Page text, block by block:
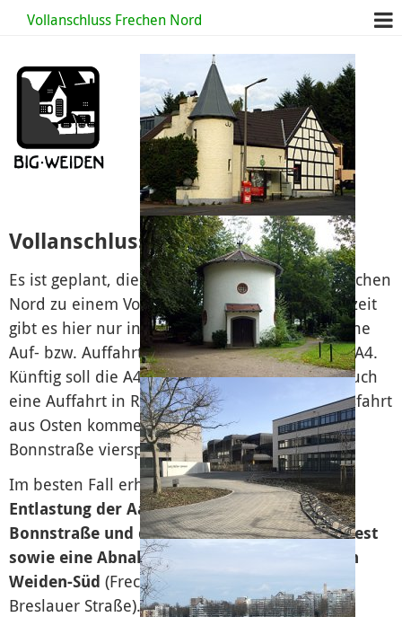
Vollanschluss Frechen Nord
Vollanschluss Frechen Nord
Es ist geplant, die Autobahnanschlussstelle Frechen
Nord zu einem Vollanschluss auszubauen. Derzeit
gibt es hier nur in und aus Richtung Westen eine
Auf- bzw. Auffahrt von/zur Bonnstraße auf die A4.
Künftig soll die A4 dann an der Bonnstraßen auch
eine Auffahrt in Richtung Osten sowie eine Ausfahrt
aus Osten kommend haben. Zugleich soll die
Bonnstraße vierspurig ausgebaut werden.
Im besten Fall erhoffen wir uns davon eine
Entlastung der Aachener Straße zwischen
Bonnstraße und dem Autobahnkreuz Köln West
sowie eine Abnahme der Schleichverkehre in
Weiden-Süd (Frechener Weg, Ostlandstraße,
Breslauer Straße). Hierzu müsste aber der